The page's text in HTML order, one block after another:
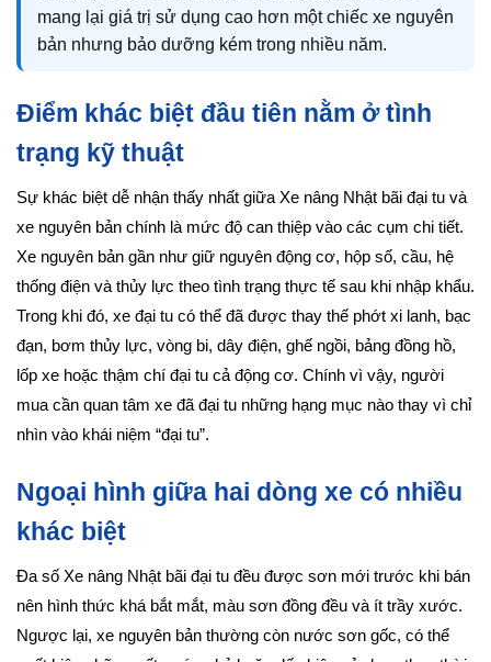
mang lại giá trị sử dụng cao hơn một chiếc xe nguyên
bản nhưng bảo dưỡng kém trong nhiều năm.
Điểm khác biệt đầu tiên nằm ở tình
trạng kỹ thuật
Sự khác biệt dễ nhận thấy nhất giữa Xe nâng Nhật bãi đại tu và
xe nguyên bản chính là mức độ can thiệp vào các cụm chi tiết.
Xe nguyên bản gần như giữ nguyên động cơ, hộp số, cầu, hệ
thống điện và thủy lực theo tình trạng thực tế sau khi nhập khẩu.
Trong khi đó, xe đại tu có thể đã được thay thế phớt xi lanh, bạc
đạn, bơm thủy lực, vòng bi, dây điện, ghế ngồi, bảng đồng hồ,
lốp xe hoặc thậm chí đại tu cả động cơ. Chính vì vậy, người
mua cần quan tâm xe đã đại tu những hạng mục nào thay vì chỉ
nhìn vào khái niệm “đại tu”.
Ngoại hình giữa hai dòng xe có nhiều
khác biệt
Đa số Xe nâng Nhật bãi đại tu đều được sơn mới trước khi bán
nên hình thức khá bắt mắt, màu sơn đồng đều và ít trầy xước.
Ngược lại, xe nguyên bản thường còn nước sơn gốc, có thể